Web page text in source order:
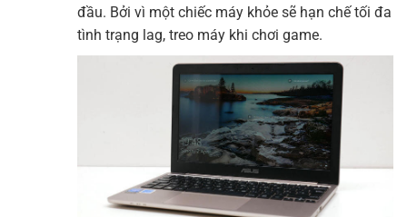
đầu. Bởi vì một chiếc máy khỏe sẽ hạn chế tối đa
tình trạng lag, treo máy khi chơi game.